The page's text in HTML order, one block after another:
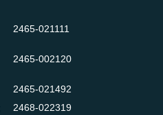
2465-021111
2465-002120
2465-021492
2468-022319